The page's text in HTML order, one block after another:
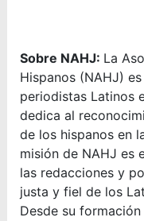
Sobre NAHJ: La
Hispanos (NAHJ)
periodistas Latinos
dedica al
de los hispanos en
misión de NAHJ es
las redacciones y
justa y fiel de los
Desde su